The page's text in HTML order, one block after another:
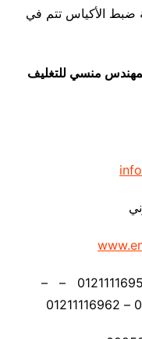
ضبط الأكياس تتم في
المهندس منسي للتغليف
موبايل: 01211116954 – – 01211116956 – –